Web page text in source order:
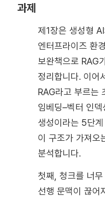
과제
제1장은 생성형
엔터프라이즈 환
보완책으로 RAG
정리합니다. 이
RAG라고 부르는
임베딩–벡터 인
생성이라는 5단계
이 구조가 가져오
분석합니다.
첫째, 청크를 너
선행 문맥이 끊어